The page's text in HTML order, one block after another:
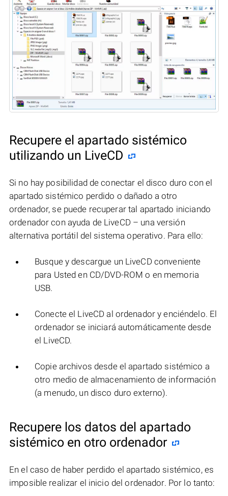
Recupere el apartado sistémico
utilizando un LiveCD
Si no hay posibilidad de conectar el disco duro con el
apartado sistémico perdido o dañado a otro
ordenador, se puede recuperar tal apartado iniciando
ordenador con ayuda de LiveCD – una versión
alternativa portátil del sistema operativo. Para ello:
Busque y descargue un LiveCD conveniente
para Usted en CD/DVD-ROM o en memoria
USB.
Conecte el LiveCD al ordenador y enciéndelo. El
ordenador se iniciará automáticamente desde
el LiveCD.
Copie archivos desde el apartado sistémico a
otro medio de almacenamiento de información
(a menudo, un disco duro externo).
Recupere los datos del apartado
sistémico en otro ordenador
En el caso de haber perdido el apartado sistémico, es
imposible realizar el inicio del ordenador. Por lo tanto: